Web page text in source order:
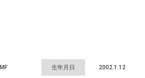
MF 生年月日 2002.1.12